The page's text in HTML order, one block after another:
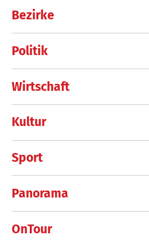
Bezirke
Politik
Wirtschaft
Kultur
Sport
Panorama
OnTour